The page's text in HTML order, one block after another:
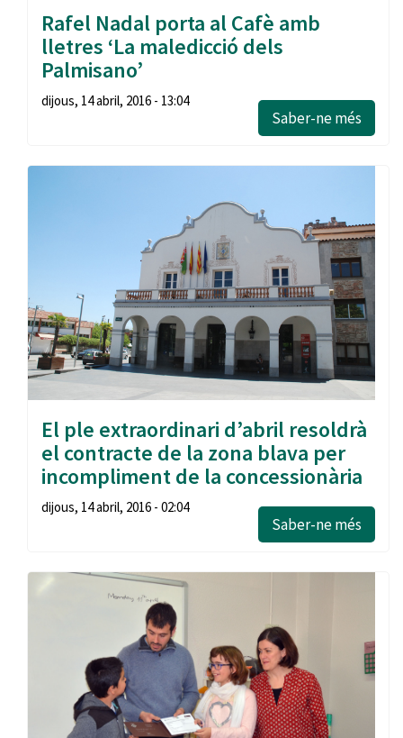
Rafel Nadal porta al Cafè amb
lletres ‘La maledicció dels
Palmisano’
dijous, 14 abril, 2016 - 13:04
Saber-ne més
El ple extraordinari d’abril resoldrà
el contracte de la zona blava per
incompliment de la concessionària
dijous, 14 abril, 2016 - 02:04
Saber-ne més